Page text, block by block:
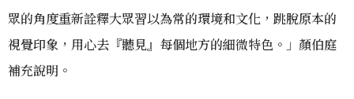
眾的角度重新詮釋大眾習以為常的環境和文化，跳脫原本的
視覺印象，用心去『聽見』每個地方的細微特色。」顏伯庭
補充說明。